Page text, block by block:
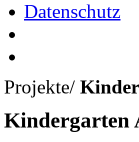
Datenschutz
Projekte/
Kindergarten